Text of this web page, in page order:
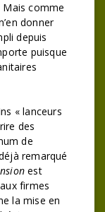
comme
donner
depuis
puisque
« lanceurs
des
de
remarqué
est
firmes
la mise en